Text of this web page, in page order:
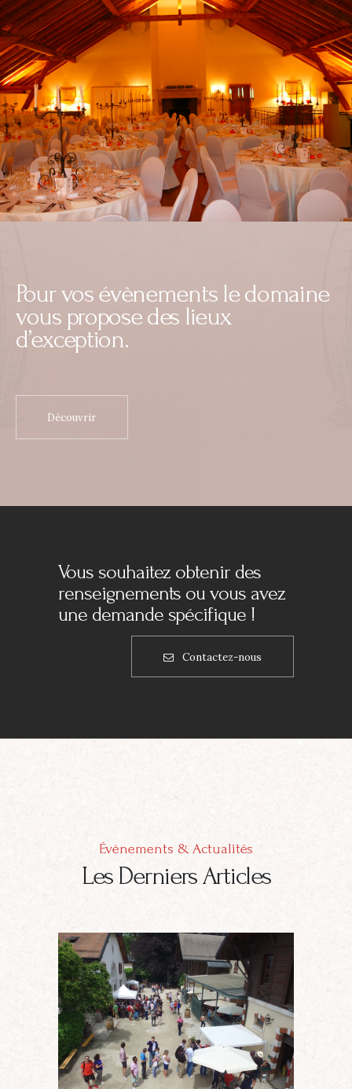
Pour vos évènements le domaine
vous propose des lieux
d’exception.
Découvrir
Vous souhaitez obtenir des
renseignements ou vous avez
une demande spécifique !
Contactez-nous
Évènements & Actualités
Les Derniers Articles